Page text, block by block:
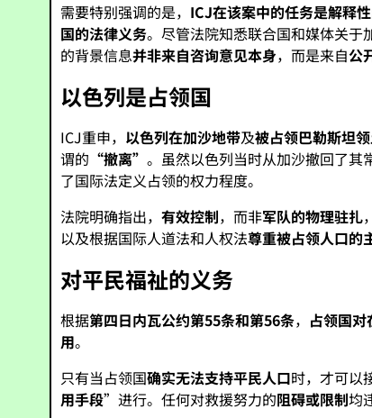
需要特别强调的是， ICJ在该案中的任务是解释
国的法律义务。尽管法院知悉联合国和媒体关于
的背景信息并非来自咨询意见本身，而是来自公
以色列是占领国
ICJ重申， 以色列在加沙地带及被占领巴勒斯坦
谓的 “撤离”。虽然以色列当时从加沙撤回了
了国际法定义占领的权力程度。
法院明确指出，有效控制，而非军队的物理驻扎
以及根据国际人道法和人权法尊重被占领人口的
对平民福祉的义务
根据第四日内瓦公约第55条和第56条， 占领国
用。
只有当占领国确实无法支持平民人口时，才可以
用手段”进行。任何对救援努力的阻碍或限制均